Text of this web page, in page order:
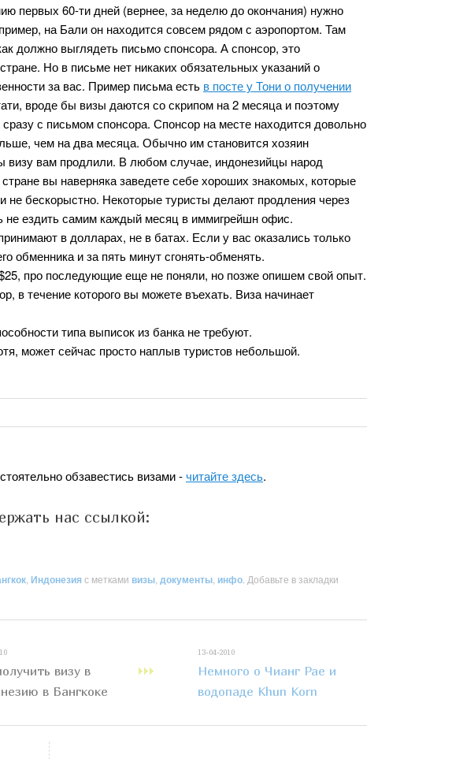
первых 60-ти дней (вернее, за неделю до окончания) нужно
на Бали он находится совсем рядом с аэропортом. Там
должно выглядеть письмо спонсора. А спонсор, это
Но в письме нет никаких обязательных указаний о
за вас. Пример письма есть в посте у Тони о получении
вроде бы визы даются со скрипом на 2 месяца и поэтому
с письмом спонсора. Спонсор на месте находится довольно
чем на два месяца. Обычно им становится хозяин
визу вам продлили. В любом случае, индонезийцы народ
вы наверняка заведете себе хороших знакомых, которые
не бескорыстно. Некоторые туристы делают продления через
не ездить самим каждый месяц в иммигрейшн офис.
в долларах, не в батах. Если у вас оказались только
обменника и за пять минут сгонять-обменять.
про последующие еще не поняли, но позже опишем свой опыт.
в течение которого вы можете въехать. Виза начинает
типа выписок из банка не требуют.
может сейчас просто наплыв туристов небольшой.
обзавестись визами -читайте здесь.
нас ссылкой:
Индонезия с метками визы документы инфо . Добавьте в закладки
визу в
в Бангкоке
13-04-2010
Немного о Чианг Рае и
водопаде Khun Korn